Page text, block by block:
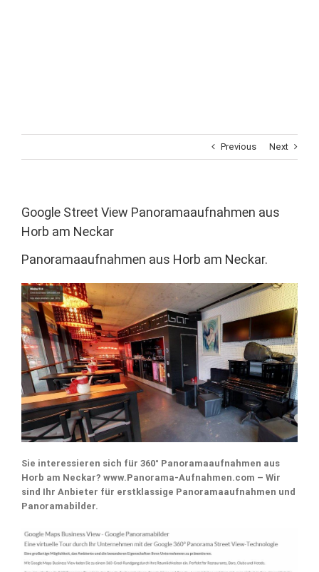
Previous Next
Google Street View Panoramaaufnahmen aus
Horb am Neckar
Panoramaaufnahmen aus Horb am Neckar.
Sie interessieren sich für 360° Panoramaaufnahmen aus
Horb am Neckar? www.Panorama-Aufnahmen.com – Wir
sind Ihr Anbieter für erstklassige Panoramaaufnahmen und
Panoramabilder.